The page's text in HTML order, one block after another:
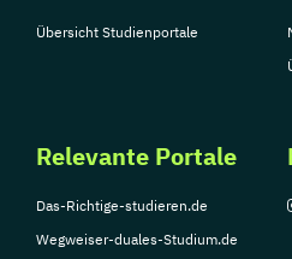
Übersicht Studienportale
Relevante Portale
Das-Richtige-studieren.de
Wegweiser-duales-Studium.de